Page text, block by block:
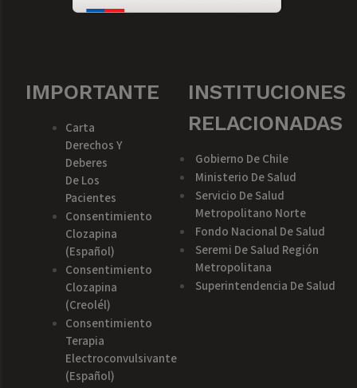
IMPORTANTE
Carta
Derechos Y
Deberes
De Los
Pacientes
Consentimiento
Clozapina
(español)
Consentimiento
Clozapina
(creolél)
Consentimiento
Terapia
Electroconvulsivante
(español)
INSTITUCIONES
RELACIONADAS
Gobierno De Chile
Ministerio De Salud
Servicio De Salud
Metropolitano Norte
Fondo Nacional De Salud
Seremi De Salud Región
Metropolitana
Superintendencia De Salud